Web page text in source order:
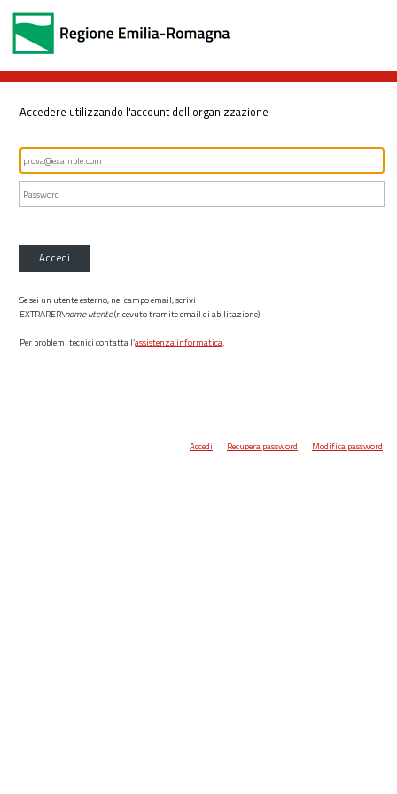
Accedere utilizzando l'account dell'organizzazione
Accedi
Se sei un utente esterno, nel campo email, scrivi
EXTRARER\nome utente(ricevuto tramite email di abilitazione)
Per problemi tecnici contatta l’assistenza informatica.
Accedi Recupera password Modifica password